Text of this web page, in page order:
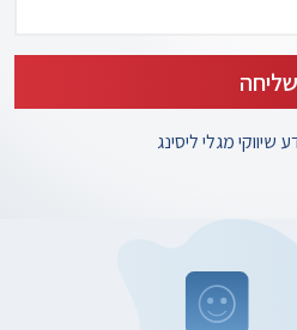
מגלי ליסינג